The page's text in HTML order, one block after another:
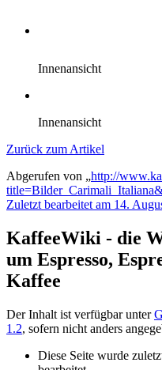
Innenansicht
Innenansicht
Zurück zum Artikel
Abgerufen von „http://
Zuletzt bearbeitet am 14.
KaffeeWiki - die
um Espresso,
Kaffee
Der Inhalt ist verfügbar unter
1.2, sofern nicht anders
Diese Seite wurde